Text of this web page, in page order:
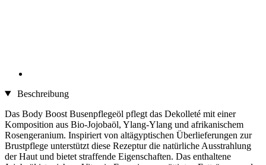
Beschreibung
Das Body Boost Busenpflegeöl pflegt das Dekolleté mit einer
Komposition aus Bio-Jojobaöl, Ylang-Ylang und afrikanischem
Rosengeranium. Inspiriert von altägyptischen Überlieferungen zur
Brustpflege unterstützt diese Rezeptur die natürliche Ausstrahlung
der Haut und bietet straffende Eigenschaften. Das enthaltene